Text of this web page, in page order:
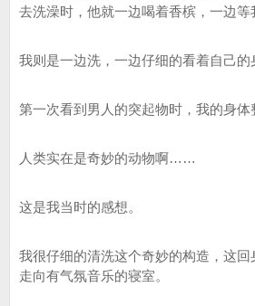
去洗澡时，他就一边喝着香槟，一边等
我则是一边洗，一边仔细的看着自己的
第一次看到男人的突起物时，我的身体
人类实在是奇妙的动物啊……
这是我当时的感想。
我很仔细的清洗这个奇妙的构造，这
走向有气氛音乐的寝室。